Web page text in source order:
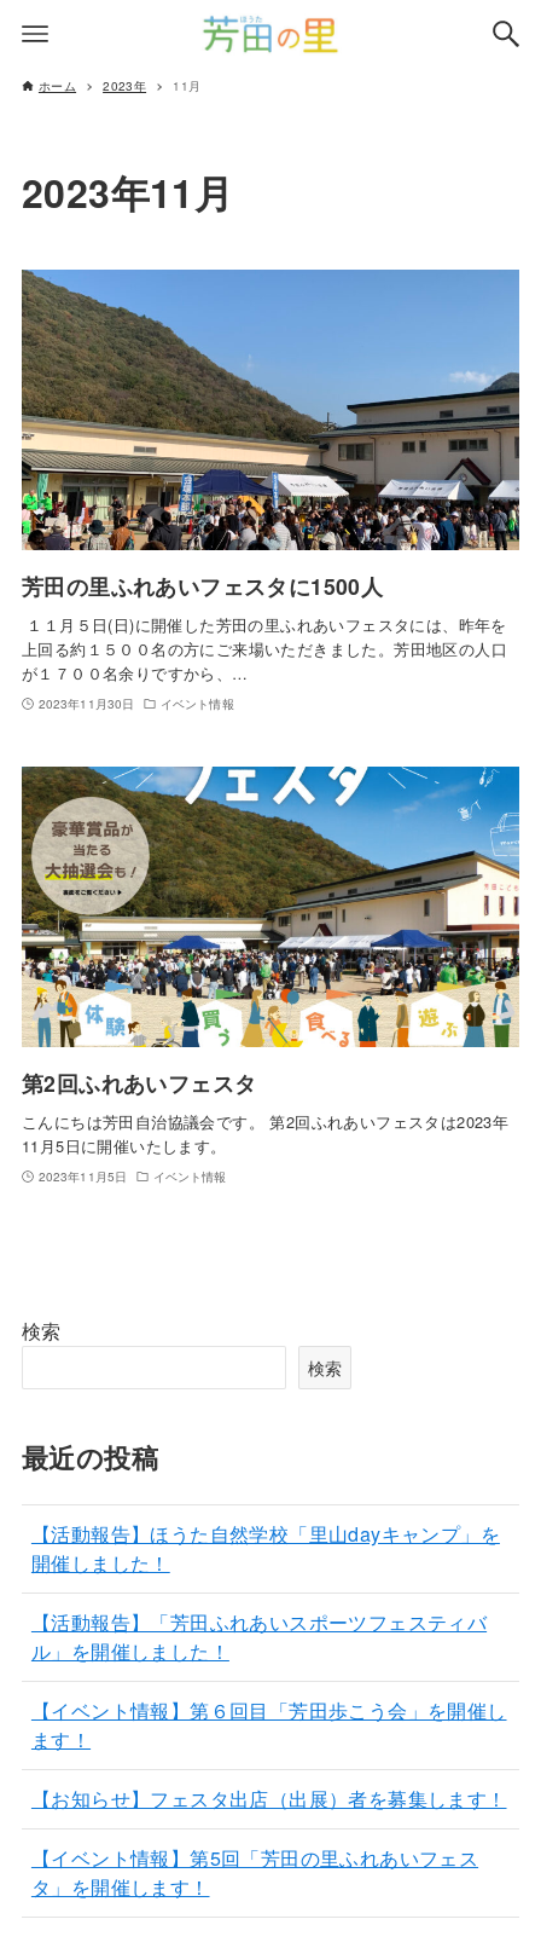
ホーム 2023年 11月
2023年11月
芳田の里ふれあいフェスタに1500人
１１月５日(日)に開催した芳田の里ふれあいフェスタには、昨年を
上回る約１５００名の方にご来場いただきました。芳田地区の人口
が１７００名余りですから、…
2023年11月30日 イベント情報
第2回ふれあいフェスタ
こんにちは芳田自治協議会です。 第2回ふれあいフェスタは2023年
11月5日に開催いたします。
2023年11月5日 イベント情報
検索
検索
最近の投稿
【活動報告】ほうた自然学校「里山dayキャンプ」を
開催しました！
【活動報告】「芳田ふれあいスポーツフェスティバ
ル」を開催しました！
【イベント情報】第６回目「芳田歩こう会」を開催し
ます！
【お知らせ】フェスタ出店（出展）者を募集します！
【イベント情報】第5回「芳田の里ふれあいフェス
タ」を開催します！